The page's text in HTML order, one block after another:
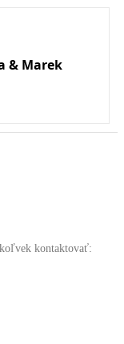
& Marek
kontaktovať: